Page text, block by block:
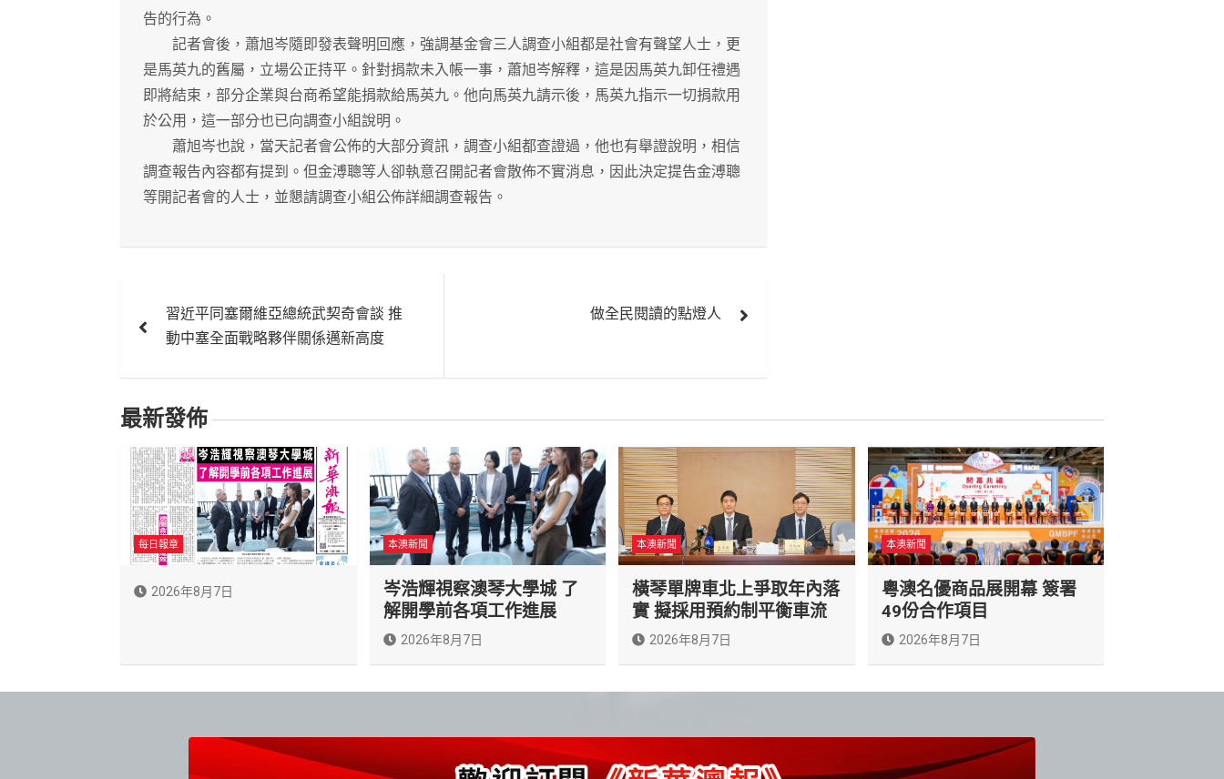
告的行為。
記者會後，蕭旭岑隨即發表聲明回應，強調基金會三人調查小組都是社會有聲望人士，更
是馬英九的舊屬，立場公正持平。針對捐款未入帳一事，蕭旭岑解釋，這是因馬英九卸任禮遇
即將結束，部分企業與台商希望能捐款給馬英九。他向馬英九請示後，馬英九指示一切捐款用
於公用，這一部分也已向調查小組說明。
蕭旭岑也說，當天記者會公佈的大部分資訊，調查小組都查證過，他也有舉證說明，相信
調查報告內容都有提到。但金溥聰等人卻執意召開記者會散佈不實消息，因此決定提告金溥聰
等開記者會的人士，並懇請調查小組公佈詳細調查報告。
章
覽
習近平同塞爾維亞總統武契奇會談 推
動中塞全面戰略夥伴關係邁新高度
做全民閱讀的點燈人
最新發佈
每日報章
2026年8月7日
本澳新聞
岑浩輝視察澳琴大學城 了
解開學前各項工作進展
2026年8月7日
本澳新聞
橫琴單牌車北上爭取年內落
實 擬採用預約制平衡車流
2026年8月7日
本澳新聞
粵澳名優商品展開幕 簽署
49份合作項目
2026年8月7日